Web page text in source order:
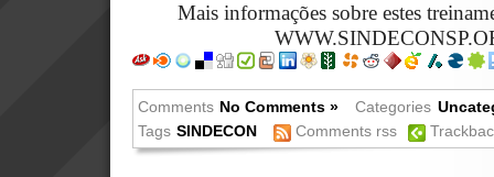
Mais informações sobre estes
Comments No Comments » Categories
Tags SINDECON Comments rss